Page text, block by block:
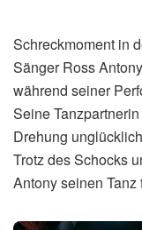
Schreckmoment in
Sänger Ross
während seiner
Seine
Drehung
Trotz des Schocks
Antony seinen Tanz